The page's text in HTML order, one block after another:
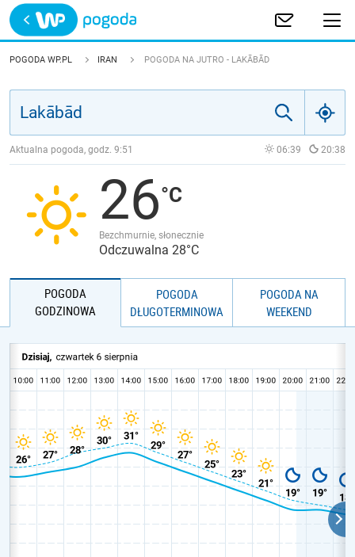
Trwa ładowanie
POLSKA
JAKOŚĆ POWIETRZA
POGODA WP.PL IRAN POGODA NA JUTRO - LAKĀBĀD
Aktualna pogoda, godz. 9:51 06:39 20:38
26
Bezchmurnie, słonecznie
Odczuwalna 28°C
POGODA
GODZINOWA
POGODA
DŁUGOTERMINOWA
POGODA NA
WEEKEND